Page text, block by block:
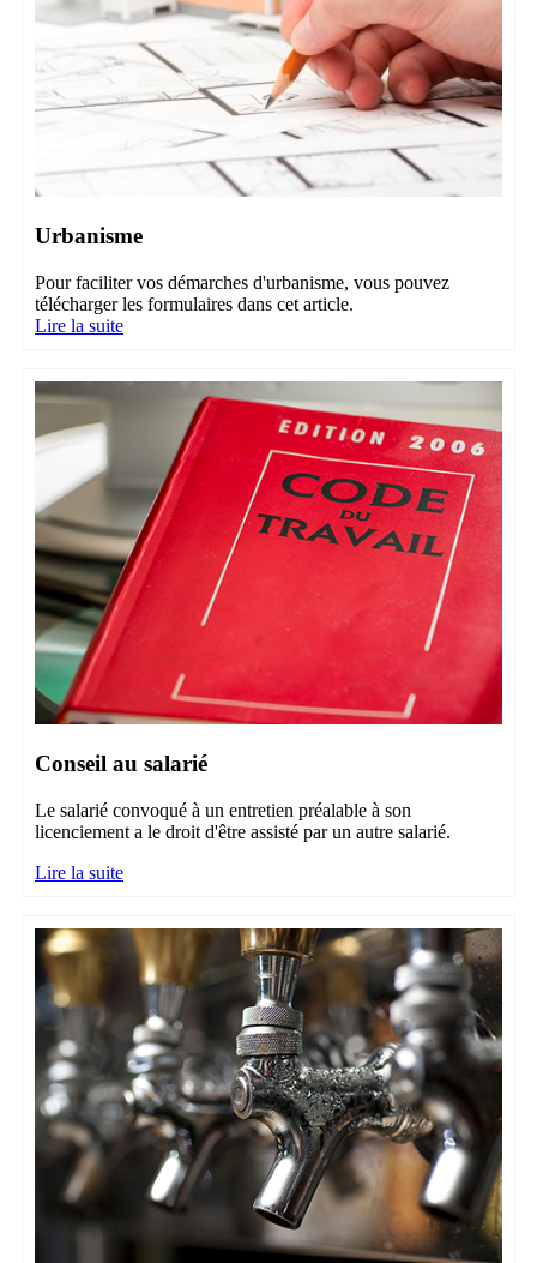
Urbanisme
Pour faciliter vos démarches d'urbanisme, vous pouvez
télécharger les formulaires dans cet article.
Lire la suite
Conseil au salarié
Le salarié convoqué à un entretien préalable à son
licenciement a le droit d'être assisté par un autre salarié.
Lire la suite